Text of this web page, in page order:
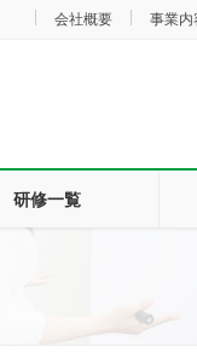
会社概要 事業内
研修一覧